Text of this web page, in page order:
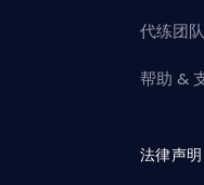
代练团队
帮助 &
法律声明